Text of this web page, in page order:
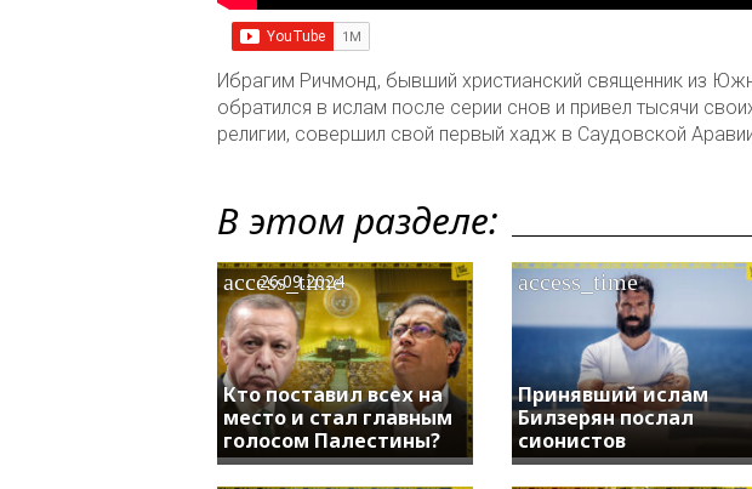
Ибрагим Ричмонд, бывший христианский священник из
обратился в ислам после серии снов и привел тысячи
религии, совершил свой первый хадж в Саудовской
В этом разделе:
Кто поставил всех на
место и стал главным
голосом Палестины?
access_time
26.09.2024
Принявший ислам
Билзерян послал
сионистов
access_time